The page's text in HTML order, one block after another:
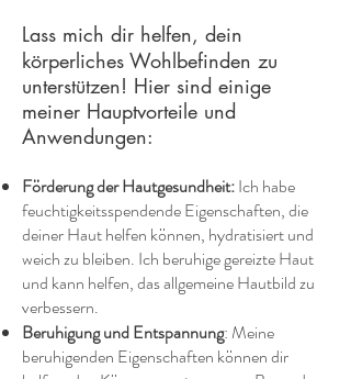
Lass mich dir helfen, dein
körperliches Wohlbefinden zu
unterstützen! Hier sind einige
meiner Hauptvorteile und
Anwendungen:
Förderung der Hautgesundheit:Ich habe
feuchtigkeitsspendende Eigenschaften, die
deiner Haut helfen können, hydratisiert und
weich zu bleiben. Ich beruhige gereizte Haut
und kann helfen, das allgemeine Hautbild zu
verbessern.
Beruhigung und Entspannung: Meine
beruhigenden Eigenschaften können dir